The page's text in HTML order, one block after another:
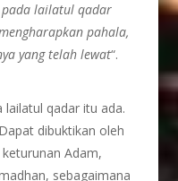
pada lailatul qadar
pahala,
yang telah lewat“.
lailatul qadar itu ada.
dibuktikan oleh
Adam,
sebagaimana